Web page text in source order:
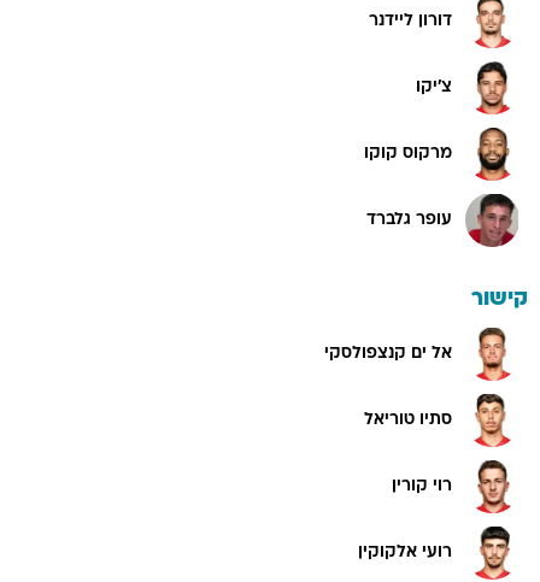
דורון ליידנר
צ'יקו
מרקוס קוקו
עופר גלברד
קישור
אל ים קנצפולסקי
סתיו טוריאל
רוי קורין
רועי אלקוקין